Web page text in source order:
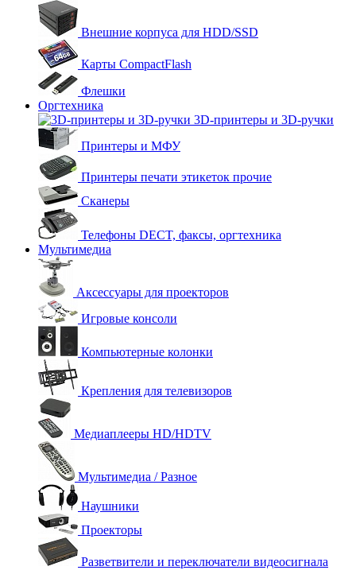
Внешние корпуса для HDD/SSD
Карты CompactFlash
Флешки
Оргтехника
3D-принтеры и 3D-ручки
Принтеры и МФУ
Принтеры печати этикеток прочие
Сканеры
Телефоны DECT, факсы, оргтехника
Мультимедиа
Аксессуары для проекторов
Игровые консоли
Компьютерные колонки
Крепления для телевизоров
Медиаплееры HD/HDTV
Мультимедиа / Разное
Наушники
Проекторы
Разветвители и переключатели видеосигнала